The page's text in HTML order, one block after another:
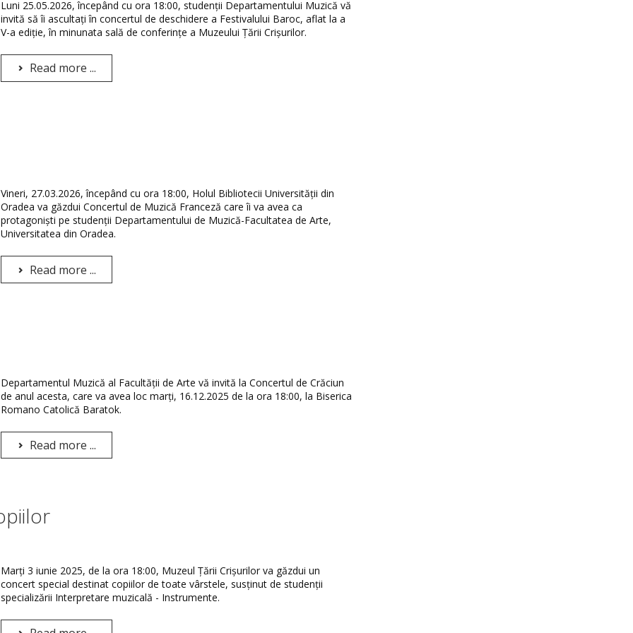
Luni 25.05.2026, începând cu ora 18:00, studenții Departamentului Muzică vă
invită să îi ascultați în concertul de deschidere a Festivalului Baroc, aflat la a
V-a ediție, în minunata sală de conferințe a Muzeului Țării Crișurilor.
Read more ...
Vineri, 27.03.2026, începând cu ora 18:00, Holul Bibliotecii Universității din
Oradea va găzdui Concertul de Muzică Franceză care îi va avea ca
protagoniști pe studenții Departamentului de Muzică-Facultatea de Arte,
Universitatea din Oradea.
Read more ...
Departamentul Muzică al Facultății de Arte vă invită la Concertul de Crăciun
de anul acesta, care va avea loc marți, 16.12.2025 de la ora 18:00, la Biserica
Romano Catolică Baratok.
Read more ...
Marți 3 iunie 2025, de la ora 18:00, Muzeul Țării Crișurilor va găzdui un
concert special destinat copiilor de toate vârstele, susținut de studenții
specializării Interpretare muzicală - Instrumente.